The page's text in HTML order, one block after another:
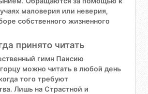
маловерия или неверия,
собственного жизненного
принято читать
гимн Паисию
можно читать в любой день
того требуют
Лишь на Страстной и